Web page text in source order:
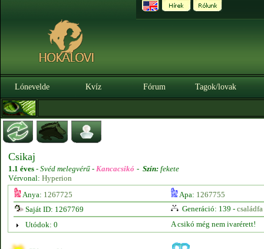
Lónevelde Kvíz Fórum Tagok/lovak
Csikaj
1.1 éves - Svéd melegvérű - Kancacsikó - Szín: fekete
Vérvonal: Hyperion
Anya: 1267725 Apa: 1267755
Saját ID: 1267769
Generáció: 139 - családfa
Utódok: 0
A csikó még nem ivarérett!